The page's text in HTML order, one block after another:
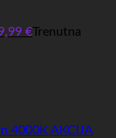
€Trenutna
4000K AKCIJA